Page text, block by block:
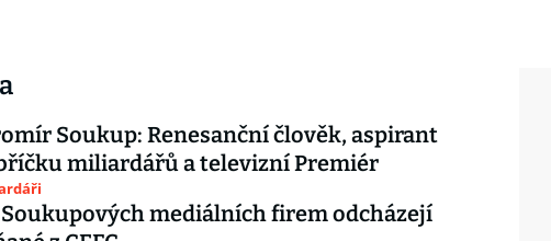
Soukup: Renesanční člověk, aspirant
miliardářů a televizní Premiér
Soukupových mediálních firem odcházejí